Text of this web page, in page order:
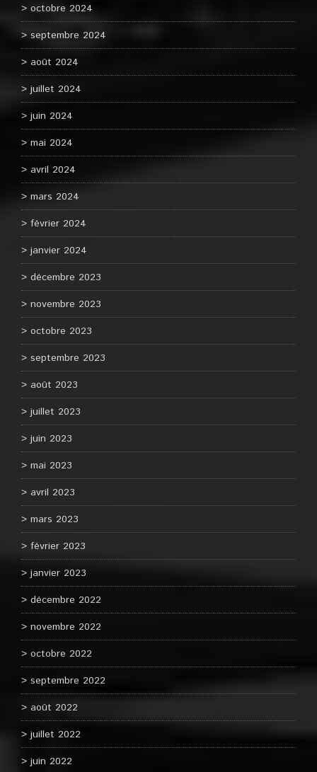
octobre 2024
septembre 2024
août 2024
juillet 2024
juin 2024
mai 2024
avril 2024
mars 2024
février 2024
janvier 2024
décembre 2023
novembre 2023
octobre 2023
septembre 2023
août 2023
juillet 2023
juin 2023
mai 2023
avril 2023
mars 2023
février 2023
janvier 2023
décembre 2022
novembre 2022
octobre 2022
septembre 2022
août 2022
juillet 2022
juin 2022